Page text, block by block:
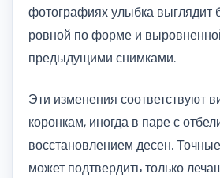
фотографиях улыбка выглядит
ровной по форме и
предыдущими снимками.
Эти изменения соответствуют
коронкам, иногда в паре с
восстановлением десен.
может подтвердить только